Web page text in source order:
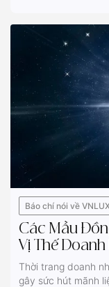
Báo chí nói về
Các Mẫu
Vị Thế Doanh
Thời trang doanh
gây sức hút mãnh